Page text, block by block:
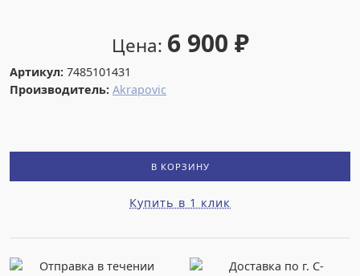
Цена: 6 900 ₽
Артикул: 7485101431
Производитель: Akrapovic
В КОРЗИНУ
Купить в 1 клик